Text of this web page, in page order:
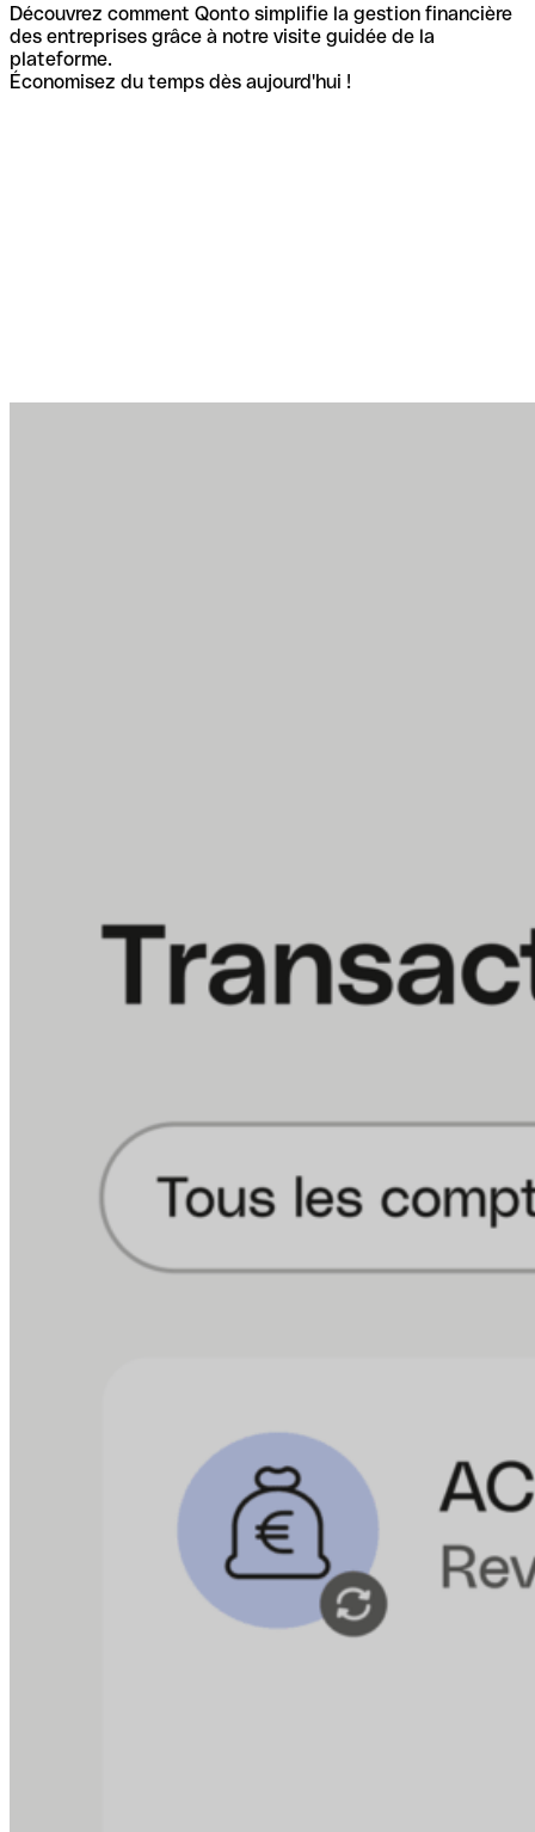
Découvrez comment Qonto simplifie la gestion financière
des entreprises grâce à notre visite guidée de la
plateforme.
Économisez du temps dès aujourd'hui !